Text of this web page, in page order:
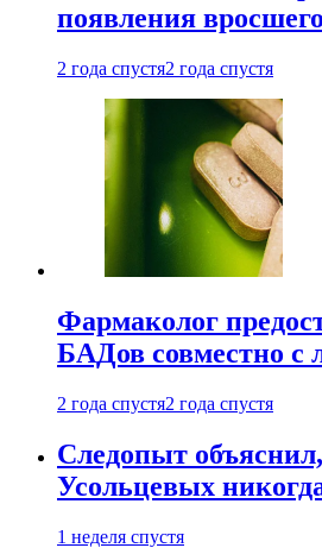
появления
2 года спустя2 года спустя
Фармаколог
БАДов совместно с
2 года спустя2 года спустя
Следопыт
Усольцевых
1 неделя спустя